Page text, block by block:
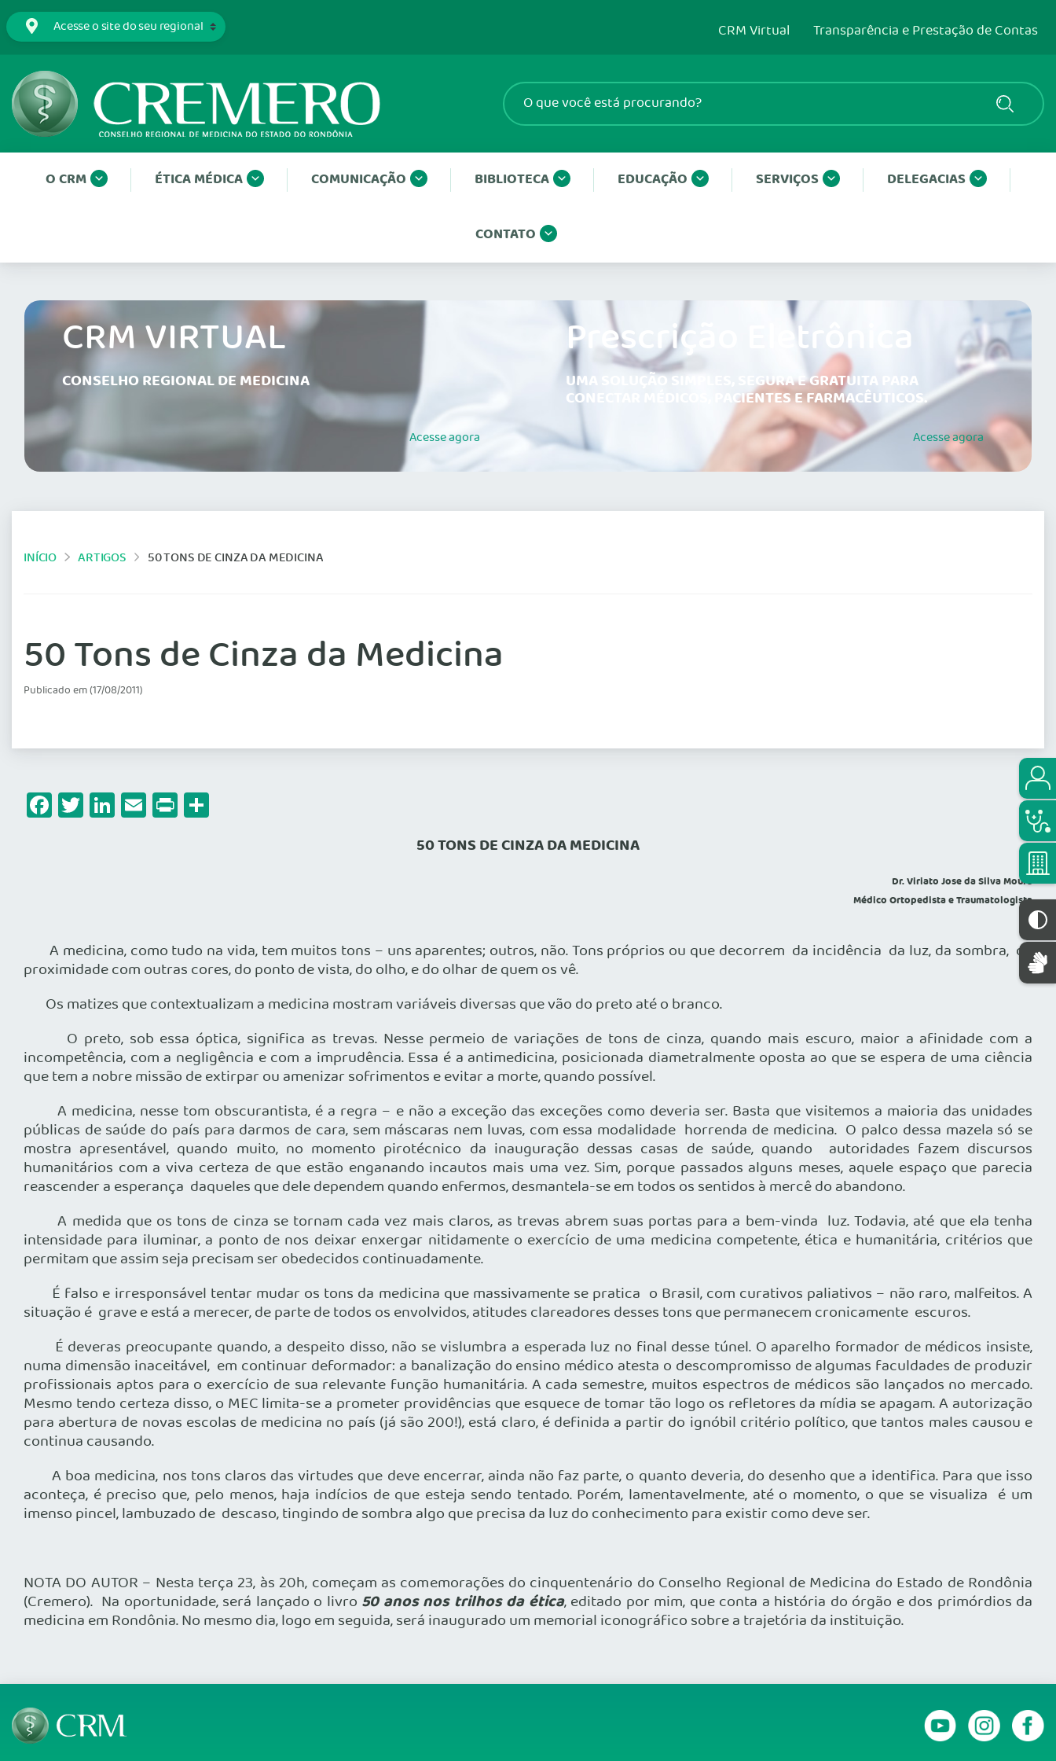
CRM Virtual Transparência e Prestação de Contas
O CRM ÉTICA MÉDICA COMUNICAÇÃO BIBLIOTECA EDUCAÇÃO SERVIÇOS DELEGACIAS
CONTATO
CRM VIRTUAL
CONSELHO REGIONAL DE MEDICINA
Acesseagora
Prescrição Eletrônica
UMA SOLUÇÃO SIMPLES, SEGURA E GRATUITA PARA
CONECTAR MÉDICOS, PACIENTES E FARMACÊUTICOS.
Acesseagora
INÍCIO ARTIGOS 50 TONS DE CINZA DA MEDICINA
50 Tons de Cinza da Medicina
Publicado em (17/08/2011)
Facebook
Twitter
LinkedIn
Email
Print
50 TONS DE CINZA DA MEDICINA
Dr. Viriato Jose da Silva Moura
Médico Ortopedista e Traumatologista
A medicina, como tudo na vida, tem muitos tons – uns aparentes; outros, não. Tons próprios ou que decorrem da incidência da luz, da sombra, da
proximidade com outras cores, do ponto de vista, do olho, e do olhar de quem os vê.
Os matizes que contextualizam a medicina mostram variáveis diversas que vão do preto até o branco.
O preto, sob essa óptica, significa as trevas. Nesse permeio de variações de tons de cinza, quando mais escuro, maior a afinidade com a
incompetência, com a negligência e com a imprudência. Essa é a antimedicina, posicionada diametralmente oposta ao que se espera de uma ciência
que tem a nobre missão de extirpar ou amenizar sofrimentos e evitar a morte, quando possível.
A medicina, nesse tom obscurantista, é a regra – e não a exceção das exceções como deveria ser. Basta que visitemos a maioria das unidades
públicas de saúde do país para darmos de cara, sem máscaras nem luvas, com essa modalidade horrenda de medicina. O palco dessa mazela só se
mostra apresentável, quando muito, no momento pirotécnico da inauguração dessas casas de saúde, quando autoridades fazem discursos
humanitários com a viva certeza de que estão enganando incautos mais uma vez. Sim, porque passados alguns meses, aquele espaço que parecia
reascender a esperança daqueles que dele dependem quando enfermos, desmantela-se em todos os sentidos à mercê do abandono.
A medida que os tons de cinza se tornam cada vez mais claros, as trevas abrem suas portas para a bem-vinda luz. Todavia, até que ela tenha
intensidade para iluminar, a ponto de nos deixar enxergar nitidamente o exercício de uma medicina competente, ética e humanitária, critérios que
permitam que assim seja precisam ser obedecidos continuadamente.
É falso e irresponsável tentar mudar os tons da medicina que massivamente se pratica o Brasil, com curativos paliativos – não raro, malfeitos. A
situação é grave e está a merecer, de parte de todos os envolvidos, atitudes clareadores desses tons que permanecem cronicamente escuros.
É deveras preocupante quando, a despeito disso, não se vislumbra a esperada luz no final desse túnel. O aparelho formador de médicos insiste,
numa dimensão inaceitável, em continuar deformador: a banalização do ensino médico atesta o descompromisso de algumas faculdades de produzir
profissionais aptos para o exercício de sua relevante função humanitária. A cada semestre, muitos espectros de médicos são lançados no mercado.
Mesmo tendo certeza disso, o MEC limita-se a prometer providências que esquece de tomar tão logo os refletores da mídia se apagam. A autorização
para abertura de novas escolas de medicina no país (já são 200!), está claro, é definida a partir do ignóbil critério político, que tantos males causou e
continua causando.
A boa medicina, nos tons claros das virtudes que deve encerrar, ainda não faz parte, o quanto deveria, do desenho que a identifica. Para que isso
aconteça, é preciso que, pelo menos, haja indícios de que esteja sendo tentado. Porém, lamentavelmente, até o momento, o que se visualiza é um
imenso pincel, lambuzado de descaso, tingindo de sombra algo que precisa da luz do conhecimento para existir como deve ser.
NOTA DO AUTOR – Nesta terça 23, às 20h, começam as comemorações do cinquentenário do Conselho Regional de Medicina do Estado de Rondônia
(Cremero). Na oportunidade, será lançado o livro 50 anos nos trilhos da ética, editado por mim, que conta a história do órgão e dos primórdios da
medicina em Rondônia. No mesmo dia, logo em seguida, será inaugurado um memorial iconográfico sobre a trajetória da instituição.